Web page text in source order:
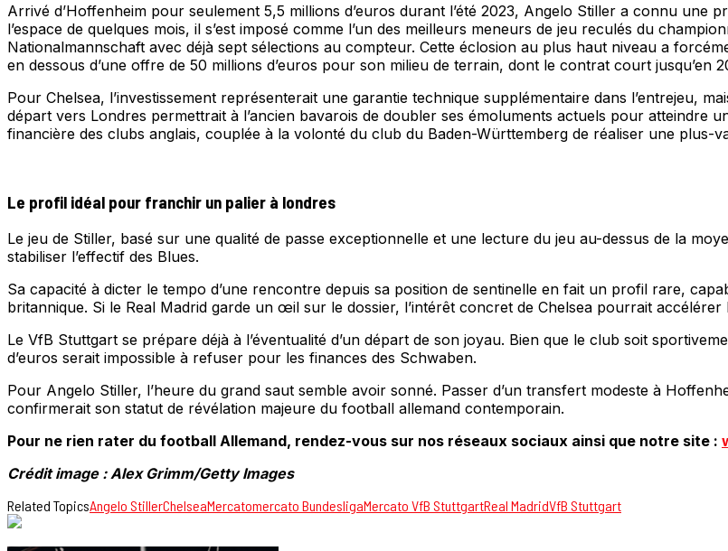
Arrivé d’Hoffenheim pour seulement 5,5 millions d’euros durant l’été 2023, Angelo Stiller a connu une
l’espace de quelques mois, il s’est imposé comme l’un des meilleurs meneurs de jeu reculés du
Nationalmannschaft avec déjà sept sélections au compteur. Cette éclosion au plus haut niveau a
en dessous d’une offre de 50 millions d’euros pour son milieu de terrain, dont le contrat court jusqu’en
Pour Chelsea, l’investissement représenterait une garantie technique supplémentaire dans l’entrejeu,
départ vers Londres permettrait à l’ancien bavarois de doubler ses émoluments actuels pour atteindre
financière des clubs anglais, couplée à la volonté du club du Baden-Württemberg de réaliser une
Le profil idéal pour franchir un palier à londres
Le jeu de Stiller, basé sur une qualité de passe exceptionnelle et une lecture du jeu au-dessus de la
stabiliser l’effectif des Blues.
Sa capacité à dicter le tempo d’une rencontre depuis sa position de sentinelle en fait un profil rare,
britannique. Si le Real Madrid garde un œil sur le dossier, l’intérêt concret de Chelsea pourrait accélérer
Le VfB Stuttgart se prépare déjà à l’éventualité d’un départ de son joyau. Bien que le club soit
d’euros serait impossible à refuser pour les finances des Schwaben.
Pour Angelo Stiller, l’heure du grand saut semble avoir sonné. Passer d’un transfert modeste à
confirmerait son statut de révélation majeure du football allemand contemporain.
Pour ne rien rater du football Allemand, rendez-vous sur nos réseaux sociaux ainsi que notre site :
Crédit image : Alex Grimm/Getty Images
Related TopicsAngelo StillerChelseaMercatomercato BundesligaMercato VfB StuttgartReal MadridVfB Stuttgart